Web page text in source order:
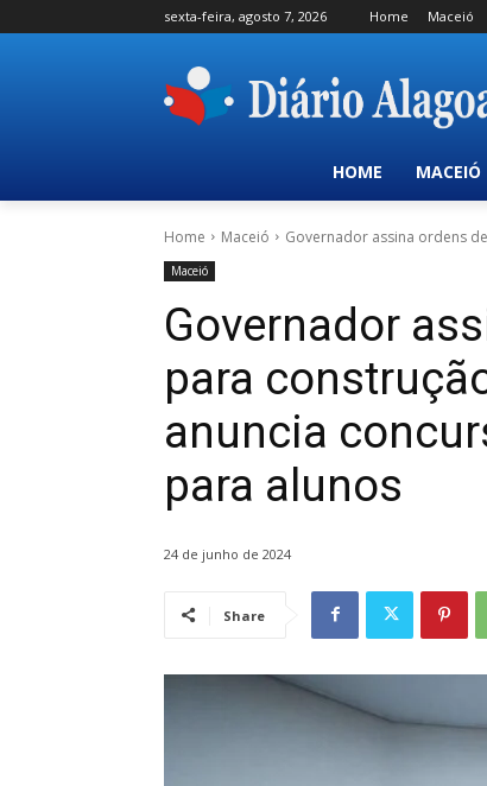
sexta-feira, agosto 7, 2026 Home Maceió
HOME MACEIÓ
Home Maceió Governador assina ordens
Maceió
Governador
para
anuncia
para alunos
24 de junho de 2024
Share